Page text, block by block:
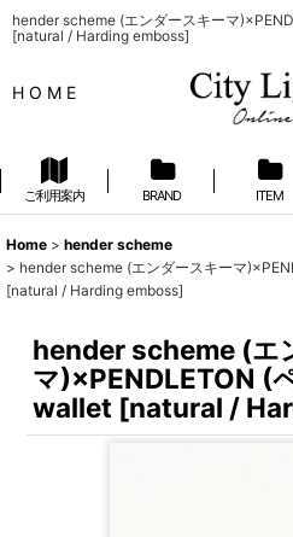
hender scheme (エンダースキーマ
[natural / Harding emboss]
H O M E
ご利用案内 BRAND ITEM
Home > hender scheme
> hender scheme (エンダースキーマ
[natural / Harding emboss]
hender scheme (エ
マ)×PENDLETON (
wallet [natural /